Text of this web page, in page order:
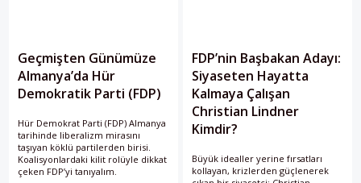
Geçmişten Günümüze
Almanya’da Hür
Demokratik Parti (FDP)
Hür Demokrat Parti (FDP) Almanya
tarihinde liberalizm mirasını
taşıyan köklü partilerden birisi.
Koalisyonlardaki kilit rolüyle dikkat
çeken FDP’yi tanıyalım.
FDP’nin Başbakan Adayı:
Siyaseten Hayatta
Kalmaya Çalışan
Christian Lindner
Kimdir?
Büyük idealler yerine fırsatları
kollayan, krizlerden güçlenerek